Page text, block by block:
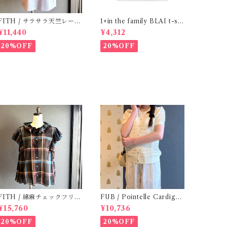
/ サラサラ天竺レース
シャツ (BL) / 145・155
20%OFF
1+in the family BLAI t-shi
rt (Grey)
¥4,312
20%OFF
/ 綿麻チェックフリル
ラウス(Black) / Size 2
20%OFF
FUB / Pointelle Cardigan
ecru ( 140,150 )
¥10,736
20%OFF